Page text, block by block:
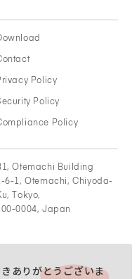
ありがとうございま
Policy
Policy
Policy
Otemachi Building
6-1, Otemachi, Chiyoda-
Tokyo,
0004, Japan